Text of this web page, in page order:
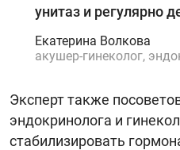
унитаз и регулярно
Екатерина Волкова
акушер-гинеколог,
Эксперт также
эндокринолога и
стабилизировать